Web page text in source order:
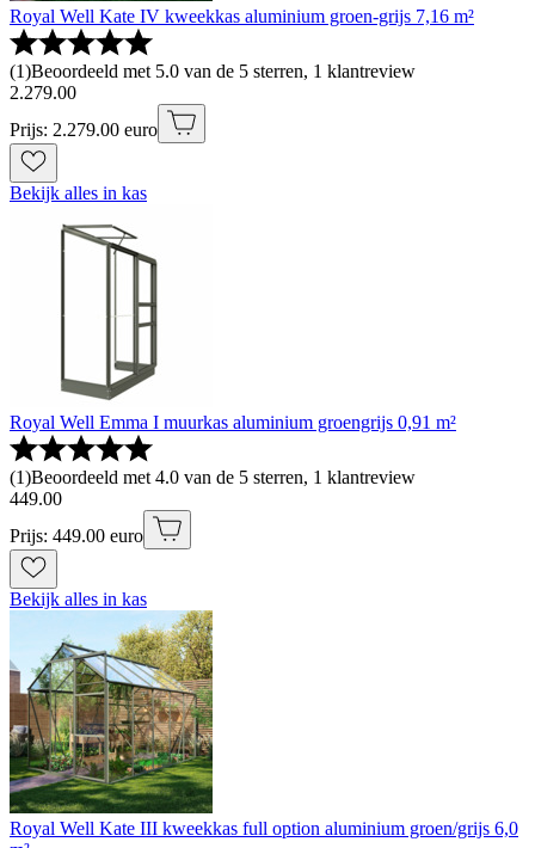
Royal Well Kate IV kweekkas aluminium groen-grijs 7,16 m²
(1)Beoordeeld met 5.0 van de 5 sterren, 1 klantreview
2.279.00
Prijs: 2.279.00 euro
Bekijk alles in kas
Royal Well Emma I muurkas aluminium groengrijs 0,91 m²
(1)Beoordeeld met 4.0 van de 5 sterren, 1 klantreview
449.00
Prijs: 449.00 euro
Bekijk alles in kas
Royal Well Kate III kweekkas full option aluminium groen/grijs 6,0